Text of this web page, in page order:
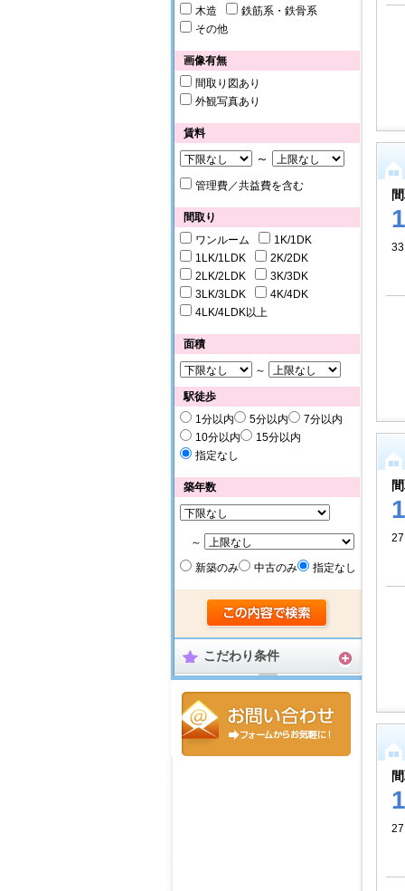
木造
鉄筋系・鉄骨系
その他
画像有無
間取り図あり
外観写真あり
賃料
～
管理費／共益費を含む
間取り
ワンルーム
1K/1DK
1LK/1LDK
2K/2DK
2LK/2LDK
3K/3DK
3LK/3LDK
4K/4DK
4LK/4LDK以上
面積
～
駅徒歩
1分以内
5分以内
7分以内
10分以内
15分以内
指定なし
築年数
～
新築のみ
中古のみ 指定なし
こだわり条件